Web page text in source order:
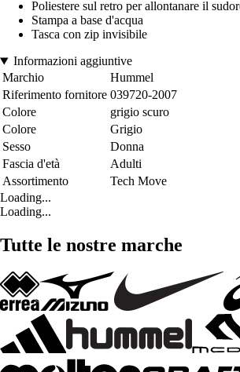
Poliestere sul retro per allontanare il
Stampa a base d'acqua
Tasca con zip invisibile
Informazioni aggiuntive
Marchio
Hummel
Riferimento fornitore 039720-2007
Colore
grigio scuro
Colore
Grigio
Sesso
Donna
Fascia d'età
Adulti
Assortimento
Tech Move
Loading...
Loading...
Tutte le nostre marche